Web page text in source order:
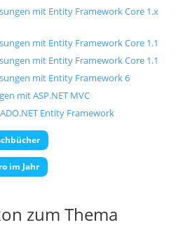
mit Entity Framework Core 1.x
mit Entity Framework Core 1.1
mit Entity Framework Core 1.1
mit Entity Framework 6
mit ASP.NET MVC
Entity Framework
im Jahr
zum Thema